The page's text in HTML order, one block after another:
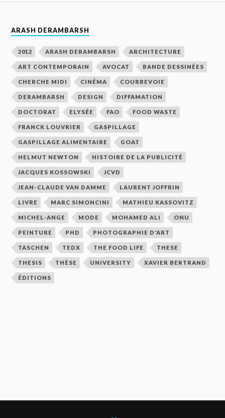
ARASH DERAMBARSH
2012 ARASH DERAMBARSH ARCHITECTURE
ART CONTEMPORAIN AVOCAT BANDE DESSINÉES
CHERCHE MIDI CINÉMA COURBEVOIE
DERAMBARSH DESIGN DIFFAMATION
DOCTORAT ELYSÉE FAO FOOD WASTE
FRANCK LOUVRIER GASPILLAGE
GASPILLAGE ALIMENTAIRE GOAT
HELMUT NEWTON HISTOIRE DE LA PUBLICITÉ
JACQUES KOSSOWSKI JCVD
JEAN-CLAUDE VAN DAMME LAURENT JOFFRIN
LIVRE MARC SIMONCINI MATHIEU KASSOVITZ
MICHEL-ANGE MODE MOHAMED ALI ONU
PEINTURE PHD PHOTOGRAPHIE D'ART
TASCHEN TEDX THE FOOD LIFE THESE
THESIS THÈSE UNIVERSITY XAVIER BERTRAND
ÉDITIONS